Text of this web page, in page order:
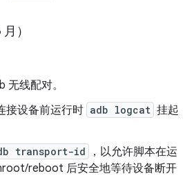
）
无线配对。
接设备前运行时 adb logcat 挂起
transport-id
，以允许脚本在运
reboot 后安全地等待设备断开